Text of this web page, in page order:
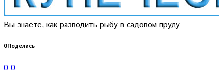
Вы знаете, как разводить рыбу в садовом пруду
0Поделись
0 0